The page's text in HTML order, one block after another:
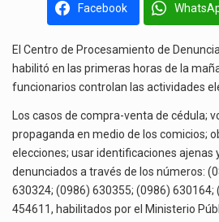
Facebook
El Centro de Procesamiento de
habilitó en las primeras horas de la
funcionarios controlan las actividades
Los casos de compra-venta de cédula;
propaganda en medio de los comicios;
elecciones; usar identificaciones ajenas
denunciados a través de los números:
630324; (0986) 630355; (0986) 630164;
454611, habilitados por el Ministerio